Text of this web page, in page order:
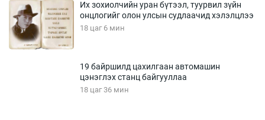
Их зохиолчийн уран бүтээл, туурвил зүйн
онцлогийг олон улсын судлаачид хэлэлцлээ
18 цаг 6 мин
19 байршилд цахилгаан автомашин
цэнэглэх станц байгууллаа
18 цаг 36 мин